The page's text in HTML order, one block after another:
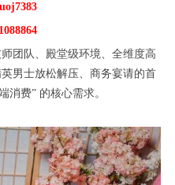
队、殿堂级环境、全维度高
男士放松解压、商务宴请的首
消费” 的核心需求。